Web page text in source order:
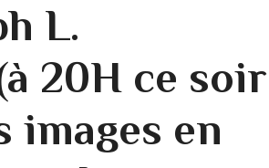
L.
20H ce soir
images en